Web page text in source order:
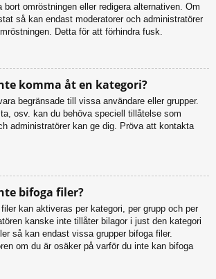
omröstningen eller redigera alternativen. Om
så kan endast moderatorer och administratörer
Detta för att förhindra fusk.
komma åt en kategori?
begränsade till vissa användare eller grupper.
osv. kan du behöva speciell tillåtelse som
administratörer kan ge dig. Pröva att kontakta
bifoga filer?
kan aktiveras per kategori, per grupp och per
kanske inte tillåter bilagor i just den kategori
så kan endast vissa grupper bifoga filer.
om du är osäker på varför du inte kan bifoga